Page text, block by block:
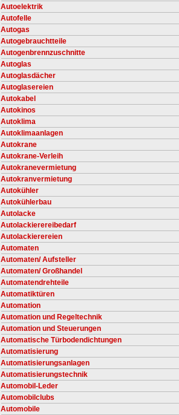
Autoelektrik
Autofelle
Autogas
Autogebrauchtteile
Autogenbrennzuschnitte
Autoglas
Autoglasdächer
Autoglasereien
Autokabel
Autokinos
Autoklima
Autoklimaanlagen
Autokrane
Autokrane-Verleih
Autokranevermietung
Autokranvermietung
Autokühler
Autokühlerbau
Autolacke
Autolackierereibedarf
Autolackierereien
Automaten
Automaten/ Aufsteller
Automaten/ Großhandel
Automatendrehteile
Automatiktüren
Automation
Automation und Regeltechnik
Automation und Steuerungen
Automatische Türbodendichtungen
Automatisierung
Automatisierungsanlagen
Automatisierungstechnik
Automobil-Leder
Automobilclubs
Automobile